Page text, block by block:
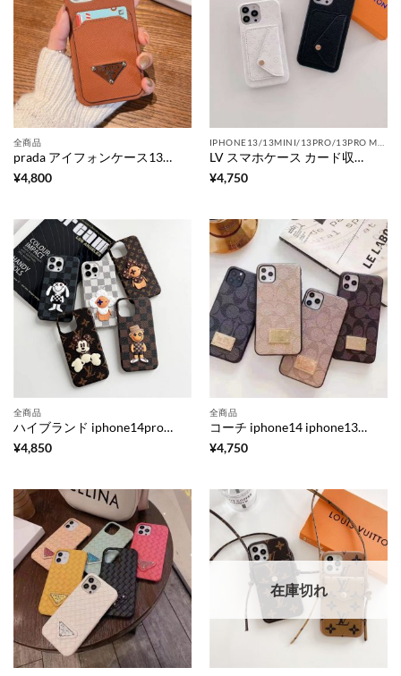
全商品
prada アイフォンケース13/13mini 革 プラダ iphone12 スマホケース ic カード 背面 iphone11/11pro max/xs ケース 大人っぽい ペア iphonese 第二世代ケース 高級 ブランド
¥4,800
LV スマホケース カード収納 iphone13pro/12/12pro max ケース 男女兼用 ルイヴィトンコピー iphone13pro max カバー 黒 白 携帯ケース iphone11/xs/se2 型押し 革
¥4,750
全商品
ハイブランド iphone14pro/14plus/13pro maxケース キャラクター ヴィヴィエンヌ ヴィトン アイフォン13/12/12proカバー かかし ミッキー iphone11/11pro カバー 面白い iphonexs/xr 保護ケース
¥4,850
全商品
コーチ iphone14 iphone13pro スマホケース coach メンズ iphone13ミニ/12/12proケース おしゃれ ブランド アイフォン11/x/xr ケース おすすめ 丈夫
¥4,750
在庫切れ